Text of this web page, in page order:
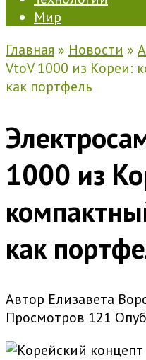
Мир
Главная » Новости »
VtoV 1000 из Кореи:
как портфель
1000 из
как
Автор Елизавета
Просмотров 121